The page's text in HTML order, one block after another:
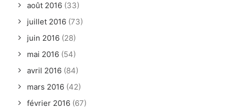
août 2016 (33)
juillet 2016 (73)
juin 2016 (28)
mai 2016 (54)
avril 2016 (84)
mars 2016 (42)
février 2016 (67)